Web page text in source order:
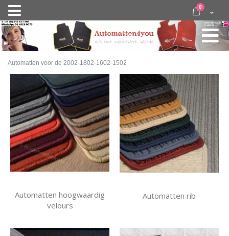
Nav
activeren
door
inhoud
Cart
0 items
Automatten voor de 2002-1802-1602-1502
Automatten hoogwaardig
velours
Automatten rib